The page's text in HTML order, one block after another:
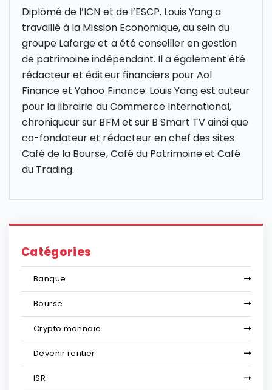
Diplômé de l’ICN et de l’ESCP. Louis Yang a
travaillé à la Mission Economique, au sein du
groupe Lafarge et a été conseiller en gestion
de patrimoine indépendant. Il a également été
rédacteur et éditeur financiers pour Aol
Finance et Yahoo Finance. Louis Yang est auteur
pour la librairie du Commerce International,
chroniqueur sur BFM et sur B Smart TV ainsi que
co-fondateur et rédacteur en chef des sites
Café de la Bourse, Café du Patrimoine et Café
du Trading.
Catégories
Banque
Bourse
Crypto monnaie
Devenir rentier
ISR